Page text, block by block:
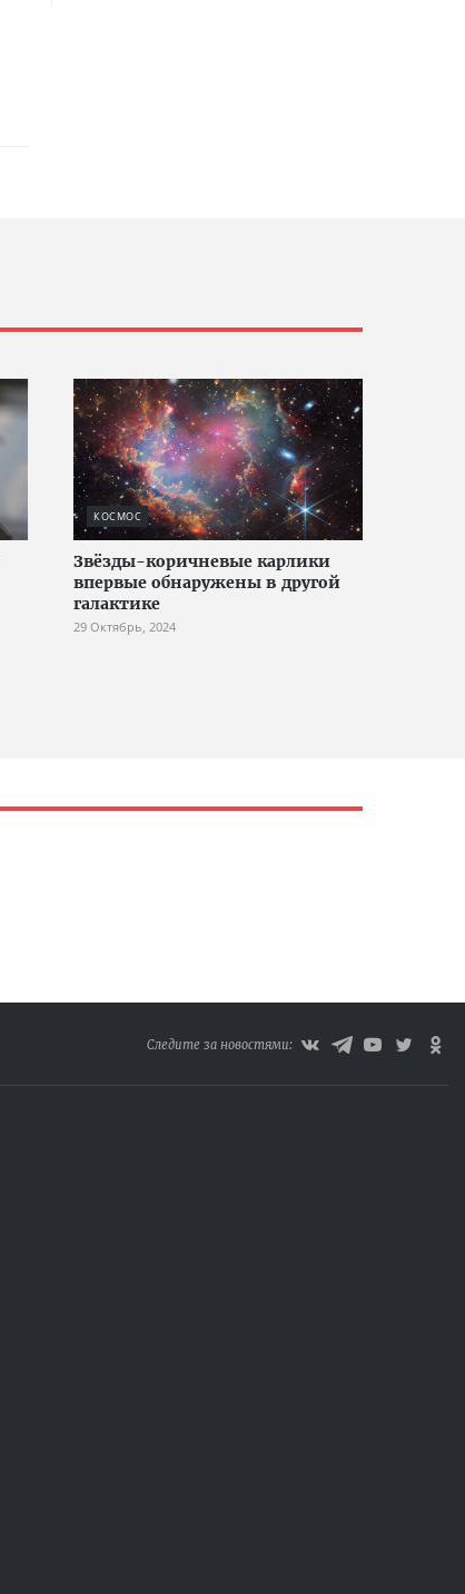
КОСМОС
Звёзды-коричневые карлики
впервые обнаружены в другой
галактике
29 Октябрь, 2024
Следите за новостями: